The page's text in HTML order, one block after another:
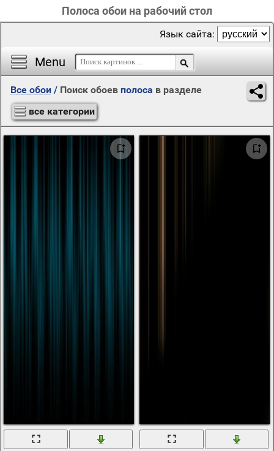
Полоса обои на рабочий стол
Menu
Язык сайта:
Все обои / Поиск обоев полоса в разделе
все категории